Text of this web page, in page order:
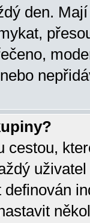
den.
nebo
cestou,